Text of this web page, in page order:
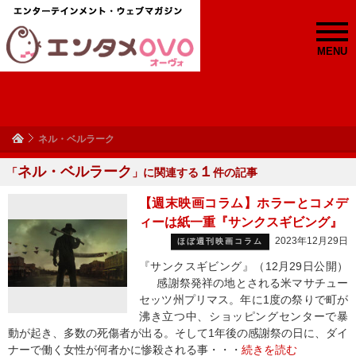
MENU
ネル・ベルラーク
「ネル・ベルラーク 」に関連する １ 件の記事
【週末映画コラム】ホラーとコメデ
ィーは紙一重『サンクスギビング』
ほぼ週刊映画コラム 2023年12月29日
『サンクスギビング』（12月29日公開）
感謝祭発祥の地とされる米マサチュー
セッツ州プリマス。年に1度の祭りで町が
沸き立つ中、ショッピングセンターで暴
動が起き、多数の死傷者が出る。そして1年後の感謝祭の日に、ダイ
ナーで働く女性が何者かに惨殺される事・・・ 続きを読む